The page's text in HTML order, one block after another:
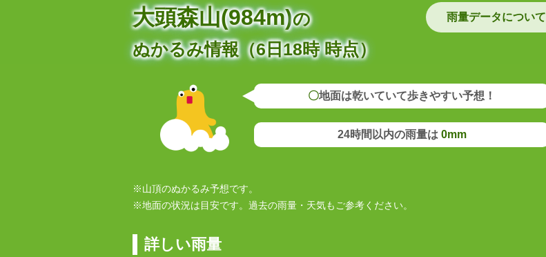
大頭森山(984m)の
ぬかるみ情報（6日18時 時点）
雨量データについて
〇地面は乾いていて歩きやすい予想！
24時間以内の雨量は 0mm
※山頂のぬかるみ予想です。
※地面の状況は目安です。過去の雨量・天気もご参考ください。
詳しい雨量